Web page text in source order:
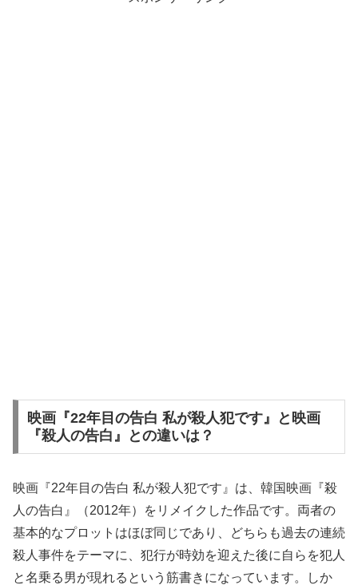
映画『22年目の告白 私が殺人犯です』と映画
『殺人の告白』との違いは？
映画『22年目の告白 私が殺人犯です』は、韓国映画『殺
人の告白』（2012年）をリメイクした作品です。両者の
基本的なプロットはほぼ同じであり、どちらも過去の連続
殺人事件をテーマに、犯行が時効を迎えた後に自らを犯人
と名乗る男が現れるという筋書きになっています。しか